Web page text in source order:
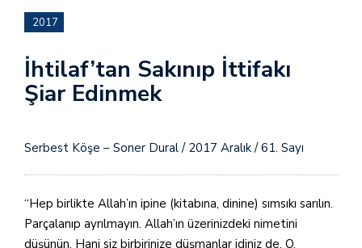
2017
İhtilaf’tan Sakınıp İttifakı
Şiar Edinmek
Serbest Köşe – Soner Dural / 2017 Aralık / 61. Sayı
“Hep birlikte Allah’ın ipine (kitabına, dinine) sımsıkı sarılın.
Parçalanıp ayrılmayın. Allah’ın üzerinizdeki nimetini
düşünün. Hani siz birbirinize düşmanlar idiniz de, O,